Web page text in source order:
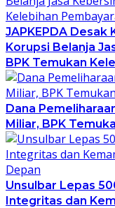
JAPKEPDA Desak
Korupsi Belanja
BPK Temukan
Dana
Miliar, BPK
Unsulbar Lepas
Integritas dan